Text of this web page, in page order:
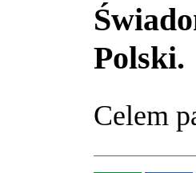
Polski.
Celem